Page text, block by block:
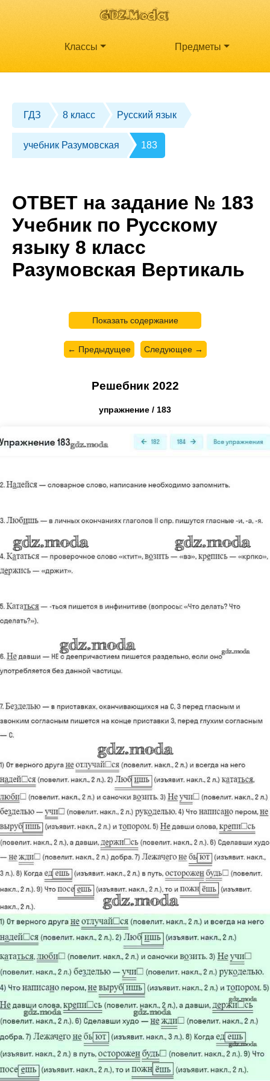
Классы Предметы
ГДЗ 8 класс Русский язык
учебник Разумовская 183
ОТВЕТ на задание № 183
Учебник по Русскому
языку 8 класс
Разумовская Вертикаль
Показать содержание
← Предыдущее Следующее →
Решебник 2022
упражнение / 183